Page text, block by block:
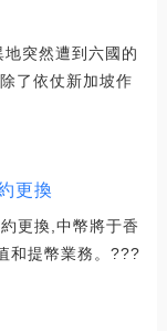
突然遭到六國的
了依仗新加坡作
更換
更換,中幣將于香
和提幣業務。???